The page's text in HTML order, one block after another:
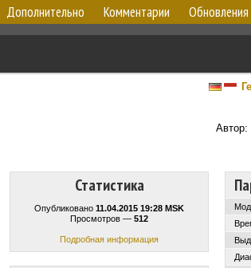
Дополнительно Комментарии Обновления
Автор:
Статистика
Опубликовано 11.04.2015 19:28 MSK
Просмотров — 512
Подробная информация